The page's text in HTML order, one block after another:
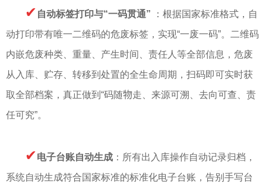
✔自动标签打印与“一码贯通” ：根据国家标准格式，自
动打印带有唯一二维码的危废标签，实现“一废一码”。二维码
内嵌危废种类、重量、产生时间、责任人等全部信息，危废
从入库、贮存、转移到处置的全生命周期，扫码即可实时获
取全部档案，真正做到“码随物走、来源可溯、去向可查、责
任可究”。
✔电子台账自动生成 ：所有出入库操作自动记录归档，
系统自动生成符合国家标准的标准化电子台账，告别手写台